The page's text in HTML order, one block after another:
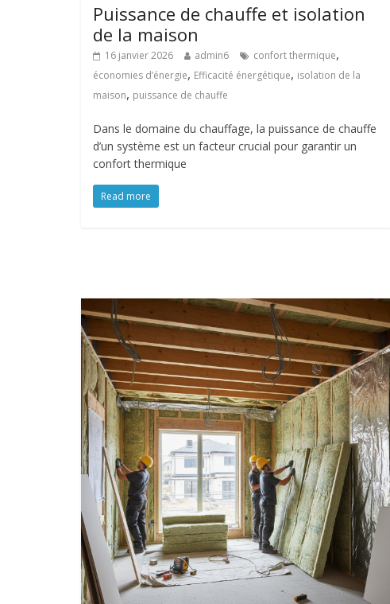
Puissance de chauffe et isolation
de la maison
16 janvier 2026 admin6 confort thermique,
économies d’énergie, Efficacité énergétique, isolation de la
maison, puissance de chauffe
Dans le domaine du chauffage, la puissance de chauffe
d’un système est un facteur crucial pour garantir un
confort thermique
Read more